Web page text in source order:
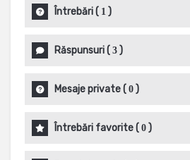
Întrebări( 1 )
Răspunsuri( 3 )
Mesaje private( 0 )
Întrebări favorite( 0 )